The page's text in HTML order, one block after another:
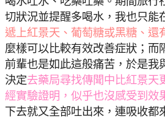
切狀況並提醒多喝水，我也只能
遞上紅景天、葡萄糖或黑糖、還
麼樣可以比較有效改善症狀；而
前輩也是如此這般痛苦，於是我
決定去藥局尋找傳聞中比紅景天
經實驗證明，似乎也沒感受到效
下去就又全部吐出來，連吸收都